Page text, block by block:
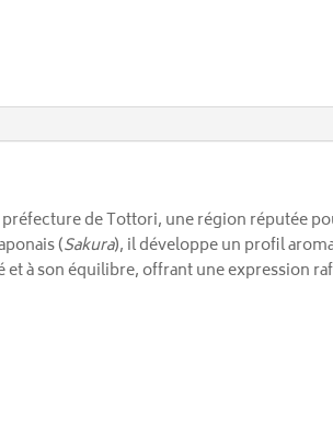
de Tottori, une région réputée
(Sakura), il développe un profil
à son équilibre, offrant une expression